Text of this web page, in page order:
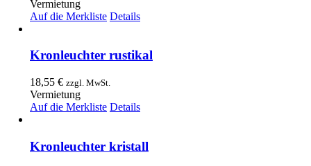
Vermietung
Auf die Merkliste Details
Kronleuchter rustikal
18,55 € zzgl. MwSt.
Vermietung
Auf die Merkliste Details
Kronleuchter kristall